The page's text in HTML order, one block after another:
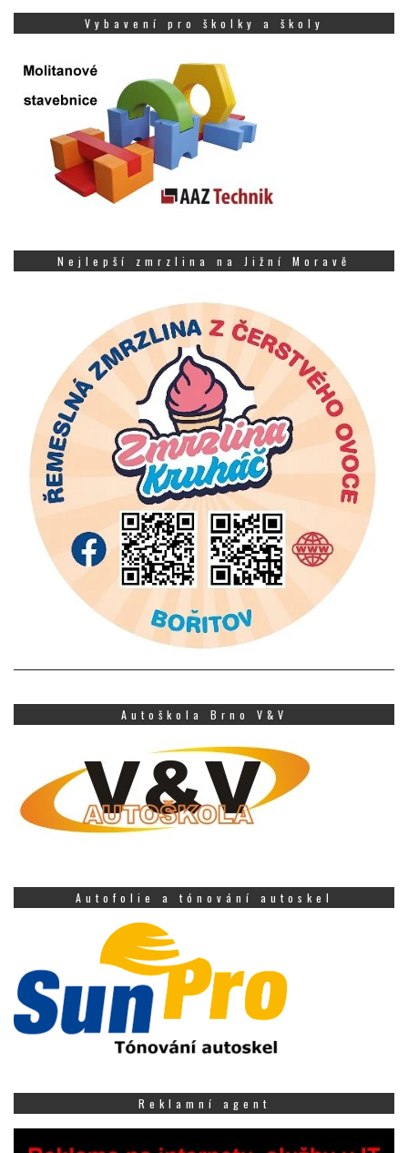
Vybavení pro školky a školy
Nejlepší zmrzlina na Jižní Moravě
Autoškola Brno V&V
Autofolie a tónování autoskel
Reklamní agent